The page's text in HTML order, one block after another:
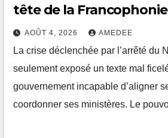
tête de la Francophonie
AOÛT 4, 2026 AMEDEE
La crise déclenchée par l’arrêté du
seulement exposé un texte mal
gouvernement incapable d’aligner
coordonner ses ministères. Le